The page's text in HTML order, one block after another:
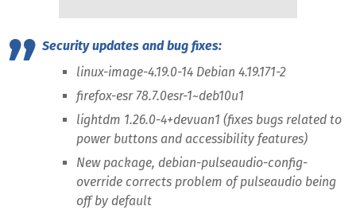
Security updates and bug fixes:
linux-image-4.19.0-14 Debian 4.19.171-2
firefox-esr 78.7.0esr-1~deb10u1
lightdm 1.26.0-4+devuan1 (fixes bugs related to
power buttons and accessibility features)
New package, debian-pulseaudio-config-
override corrects problem of pulseaudio being
off by default